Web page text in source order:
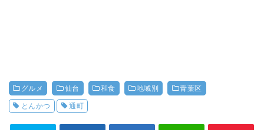
グルメ 仙台 和食 地域別 青葉区
とんかつ 通町